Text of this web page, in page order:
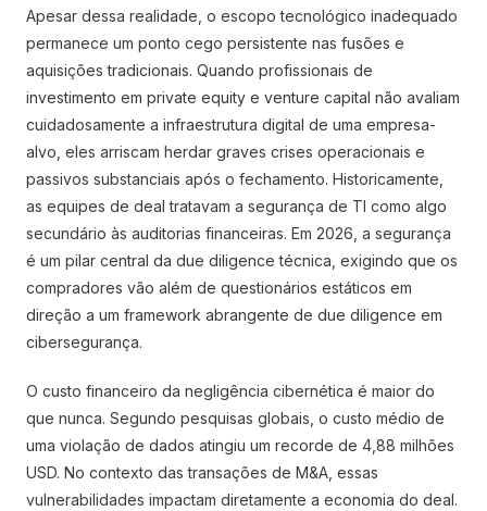
Apesar dessa realidade, o escopo tecnológico inadequado
permanece um ponto cego persistente nas fusões e
aquisições tradicionais. Quando profissionais de
investimento em private equity e venture capital não avaliam
cuidadosamente a infraestrutura digital de uma empresa-
alvo, eles arriscam herdar graves crises operacionais e
passivos substanciais após o fechamento. Historicamente,
as equipes de deal tratavam a segurança de TI como algo
secundário às auditorias financeiras. Em 2026, a segurança
é um pilar central da due diligence técnica, exigindo que os
compradores vão além de questionários estáticos em
direção a um framework abrangente de due diligence em
cibersegurança.
O custo financeiro da negligência cibernética é maior do
que nunca. Segundo pesquisas globais, o custo médio de
uma violação de dados atingiu um recorde de 4,88 milhões
USD. No contexto das transações de M&A, essas
vulnerabilidades impactam diretamente a economia do deal.